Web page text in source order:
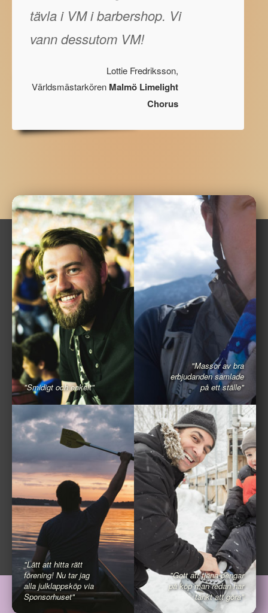
tävla i VM i barbershop. Vi
vann dessutom VM!
Lottie Fredriksson,
Världsmästarkören Malmö Limelight
Chorus
"Smidigt och enkelt"
"Massor av bra
erbjudanden samlade
på ett ställe"
"Lätt att hitta rätt
förening! Nu tar jag
alla julklappsköp via
Sponsorhuset"
"Gott att tjäna pengar
på köp man redan har
tänkt att göra"